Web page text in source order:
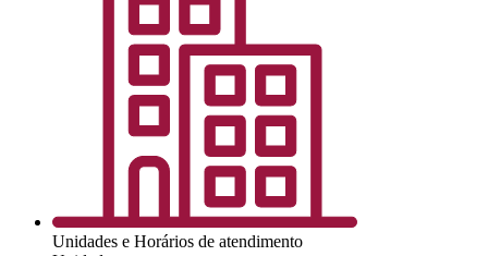
Unidades e Horários de atendimento